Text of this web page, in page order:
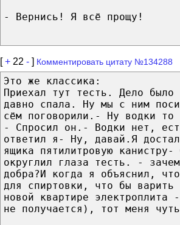
- Вернись! Я всё прощу!
[+ 22 - ] Комментировать цитату №134288
Это же классика:
Приехал тут тесть. Дело было
давно спала. Ну мы с ним
сём поговорили.- Ну водки то
- Спросил он.- Водки нет,
ответил я- Ну, давай.Я
ящика пятилитровую
округлил глаза тесть. -
добра?И когда я объяснил,
для спиртовки, что бы
новой квартире электроплита
не получается), тот меня